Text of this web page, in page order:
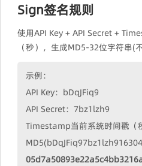
Sign签名规则
使用API Key + API Secret +
（秒），生成MD5-32位字符串(
示例：
API Key：bDqJFiq9
API Secret：7bz1lzh9
Timestamp当前系统时间戳（